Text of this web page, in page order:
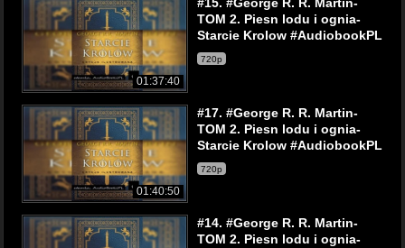
01:37:40
TOM 2. Piesn lodu i ognia-
Starcie Krolow #AudiobookPL
720p
01:40:50
#17. #George R. R. Martin-
TOM 2. Piesn lodu i ognia-
Starcie Krolow #AudiobookPL
720p
#14. #George R. R. Martin-
TOM 2. Piesn lodu i ognia-